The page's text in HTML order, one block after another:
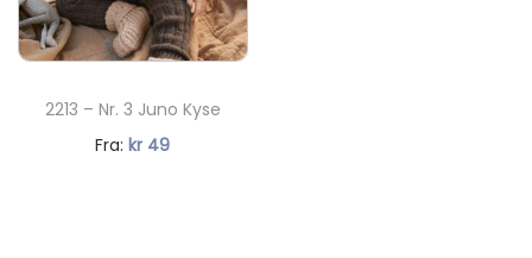
2213 – Nr. 3 Juno Kyse
Fra:kr 49N